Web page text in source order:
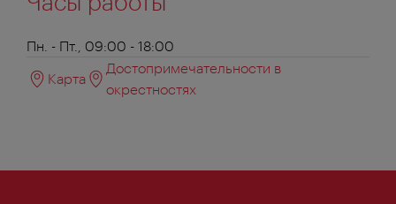
Пн. - Пт., 09:00 - 18:00
Карта
Достопримечательности в
окрестностях